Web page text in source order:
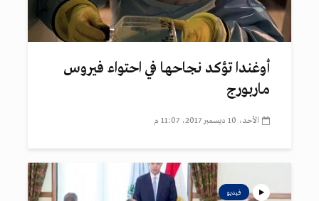
أوغندا تؤكد نجاحها في احتواء فيروس
ماربورج
الأحد، 10 ديسمبر 2017، 11:07 م
فيديو